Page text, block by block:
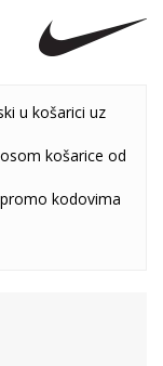
u košarici uz
košarice od
kodovima